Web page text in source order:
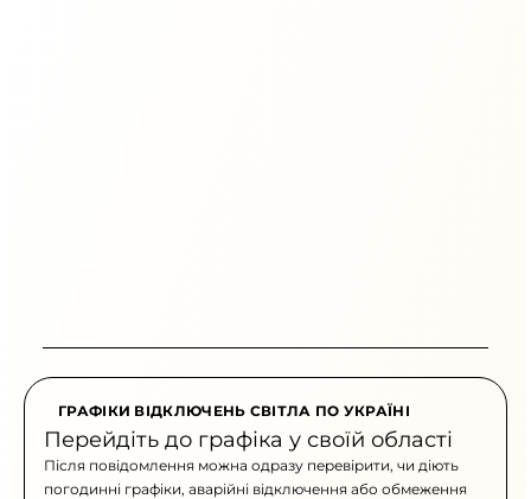
ГРАФІКИ ВІДКЛЮЧЕНЬ СВІТЛА ПО УКРАЇНІ
Перейдіть до графіка у своїй області
Після повідомлення можна одразу перевірити, чи діють
погодинні графіки, аварійні відключення або обмеження